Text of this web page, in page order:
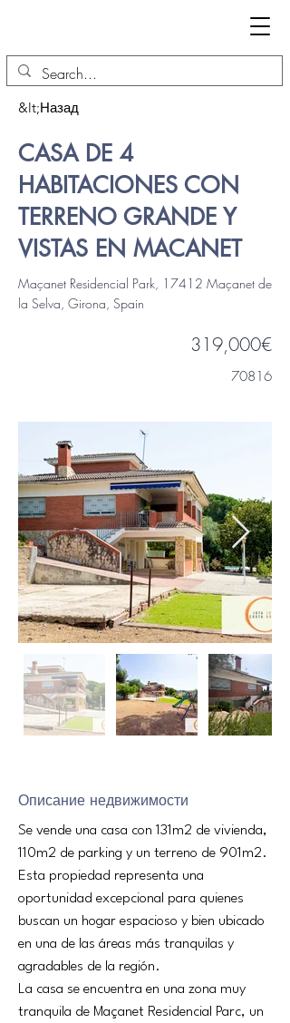
&lt;Назад
CASA DE 4
HABITACIONES CON
TERRENO GRANDE Y
VISTAS EN MACANET
Maçanet Residencial Park, 17412 Maçanet de
la Selva, Girona, Spain
319,000€
70816
Описание недвижимости
Se vende una casa con 131m2 de vivienda,
110m2 de parking y un terreno de 901m2.
Esta propiedad representa una
oportunidad excepcional para quienes
buscan un hogar espacioso y bien ubicado
en una de las áreas más tranquilas y
agradables de la región.
La casa se encuentra en una zona muy
tranquila de Maçanet Residencial Parc, un